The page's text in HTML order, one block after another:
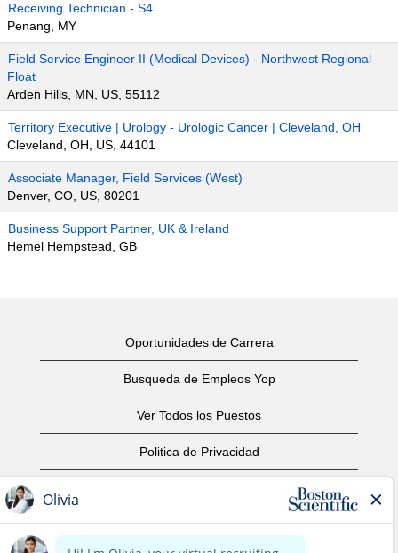
Receiving Technician - S4
Penang, MY
Field Service Engineer II (Medical Devices) - Northwest Regional
Float
Arden Hills, MN, US, 55112
Territory Executive | Urology - Urologic Cancer | Cleveland, OH
Cleveland, OH, US, 44101
Associate Manager, Field Services (West)
Denver, CO, US, 80201
Business Support Partner, UK & Ireland
Hemel Hempstead, GB
Oportunidades de Carrera
Busqueda de Empleos Yop
Ver Todos los Puestos
Politica de Privacidad
Aviso de Derechos de Autor